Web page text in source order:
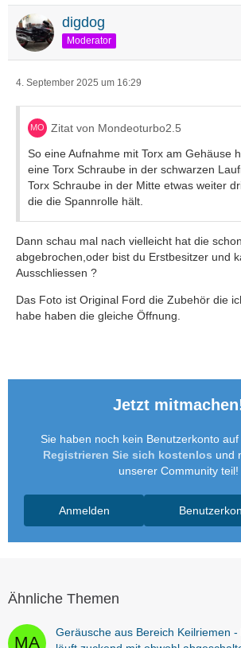
digdog
Moderator
4. September 2025 um 16:29
Zitat von Mondeoturbo2.5
So eine Aufnahme mit Torx am Gehäuse
eine Torx Schraube in der schwarzen
Torx Schraube in der Mitte etwas weiter
die die Spannrolle hält.
Dann schau mal nach vielleicht hat die
abgebrochen,oder bist du Erstbesitzer und
Ausschliessen ?
Das Foto ist Original Ford die Zubehör die
habe haben die gleiche Öffnung.
Jetzt
Sie haben noch kein Benutzerkonto
Registrieren Sie sich kostenlos und
unserer Community teil!
Anmelden
Ähnliche Themen
Geräusche aus Bereich Keilriemen